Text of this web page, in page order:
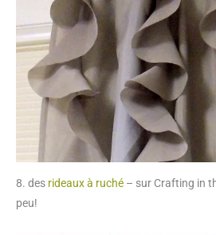
8. des rideaux à ruché – sur Crafting in
peu!